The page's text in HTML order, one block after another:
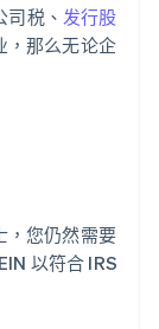
税、 发行股
，那么无论企
，您仍然需要
以符合 IRS